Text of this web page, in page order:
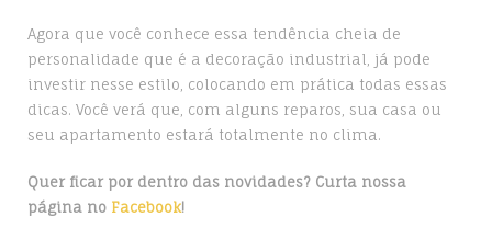
Agora que você conhece essa tendência cheia de
personalidade que é a decoração industrial, já pode
investir nesse estilo, colocando em prática todas essas
dicas. Você verá que, com alguns reparos, sua casa ou
seu apartamento estará totalmente no clima.
Quer ficar por dentro das novidades? Curta nossa
página no Facebook!